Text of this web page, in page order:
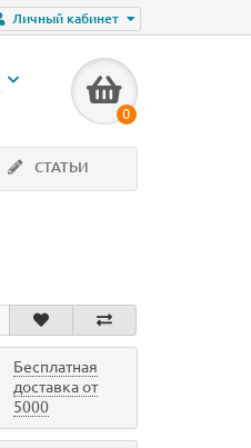
Личный кабинет
0
СТАТЬИ
Бесплатная
доставка от
5000